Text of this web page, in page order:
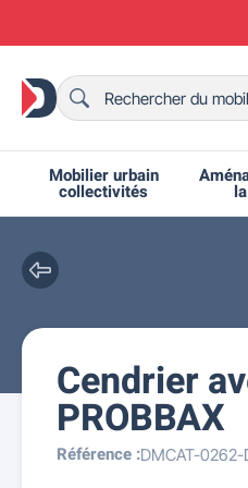
Mobilier urbain
collectivités
Bancs
Bornes et potelets
Ralentisseurs
Grilles
Fêtes et
Chaises de
Mobilier intérieur
Chaises et bancs
Tables de ping-
Cendrier
PROBBAX
Référence :DMCAT-0262-